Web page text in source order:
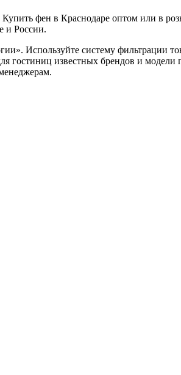
фен в Краснодаре оптом или в
и России.
Используйте систему фильтрации
гостиниц известных брендов и модели